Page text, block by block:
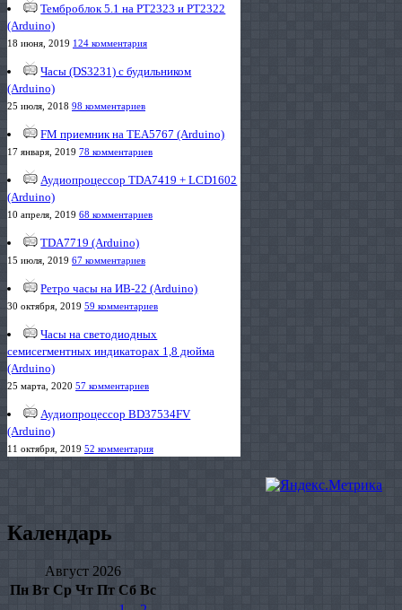
Темброблок 5.1 на PT2323 и PT2322
(Arduino)
18 июня, 2019 124 комментария
Часы (DS3231) с будильником
(Arduino)
25 июля, 2018 98 комментариев
FM приемник на TEA5767 (Arduino)
17 января, 2019 78 комментариев
Аудиопроцессор TDA7419 + LCD1602
(Arduino)
10 апреля, 2019 68 комментариев
TDA7719 (Arduino)
15 июля, 2019 67 комментариев
Ретро часы на ИВ-22 (Arduino)
30 октября, 2019 59 комментариев
Часы на светодиодных
семисегментных индикаторах 1,8 дюйма
(Arduino)
25 марта, 2020 57 комментариев
Аудиопроцессор BD37534FV
(Arduino)
11 октября, 2019 52 комментария
Календарь
Август 2026
Пн Вт Ср Чт Пт Сб Вс